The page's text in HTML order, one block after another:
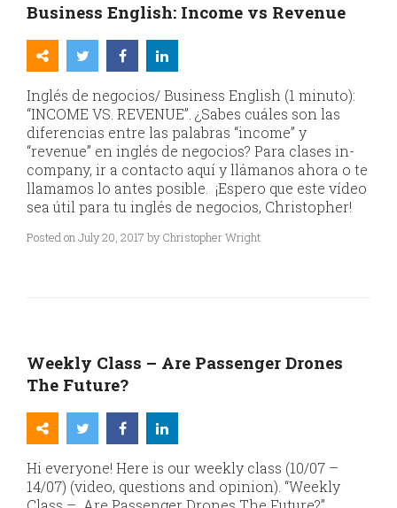
Business English: Income vs Revenue
Inglés de negocios/ Business English (1 minuto):
“INCOME VS. REVENUE”. ¿Sabes cuáles son las
diferencias entre las palabras “income” y
“revenue” en inglés de negocios? Para clases in-
company, ir a contacto aquí y llámanos ahora o te
llamamos lo antes posible. ¡Espero que este vídeo
sea útil para tu inglés de negocios, Christopher!
Posted on July 20, 2017 by Christopher Wright
Weekly Class – Are Passenger Drones
The Future?
Hi everyone! Here is our weekly class (10/07 –
14/07) (video, questions and opinion). “Weekly